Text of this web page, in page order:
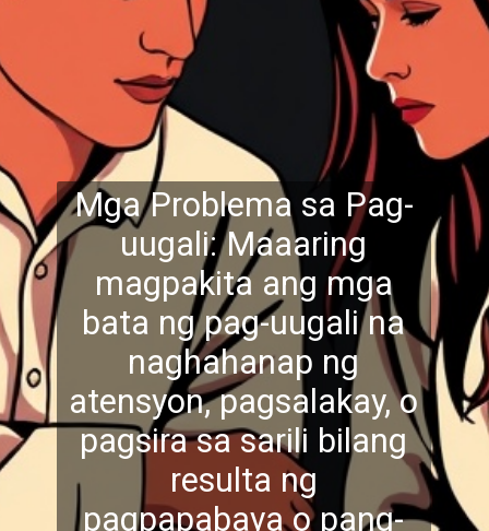
Mga Problema sa Pag-
uugali: Maaaring
magpakita ang mga
bata ng pag-uugali na
naghahanap ng
atensyon, pagsalakay, o
pagsira sa sarili bilang
resulta ng
pagpapabaya o pang-